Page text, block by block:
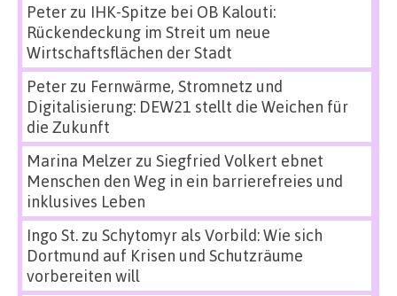
Peterzu IHK-Spitze bei OB Kalouti:
Rückendeckung im Streit um neue
Wirtschaftsflächen der Stadt
Peterzu Fernwärme, Stromnetz und
Digitalisierung: DEW21 stellt die Weichen für
die Zukunft
Marina Melzerzu Siegfried Volkert ebnet
Menschen den Weg in ein barrierefreies und
inklusives Leben
Ingo St.zu Schytomyr als Vorbild: Wie sich
Dortmund auf Krisen und Schutzräume
vorbereiten will